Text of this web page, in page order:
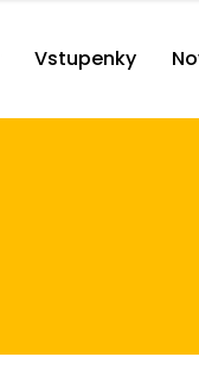
Vstupenky